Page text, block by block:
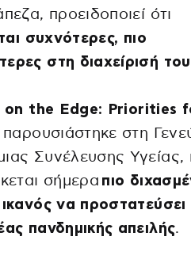
προειδοποιεί ότι
συχνότερες, πιο
στη διαχείρισή
on the Edge: Priorities
παρουσιάστηκε στη
Συνέλευσης Υγείας,
σήμερα πιο
να προστατεύσει
πανδημικής απειλής.